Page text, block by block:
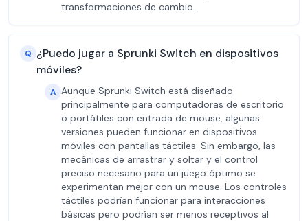
transformaciones de cambio.
Q ¿Puedo jugar a Sprunki Switch en dispositivos
móviles?
A Aunque Sprunki Switch está diseñado
principalmente para computadoras de escritorio
o portátiles con entrada de mouse, algunas
versiones pueden funcionar en dispositivos
móviles con pantallas táctiles. Sin embargo, las
mecánicas de arrastrar y soltar y el control
preciso necesario para un juego óptimo se
experimentan mejor con un mouse. Los controles
táctiles podrían funcionar para interacciones
básicas pero podrían ser menos receptivos al